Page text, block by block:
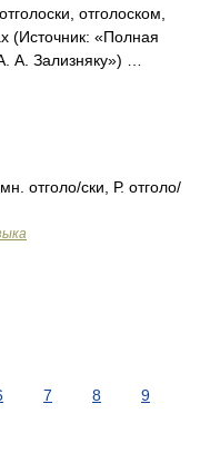
отголоском,
(Источник: «Полная
А. Зализняку») …
отголо/ски, Р. отголо/
7 8
9